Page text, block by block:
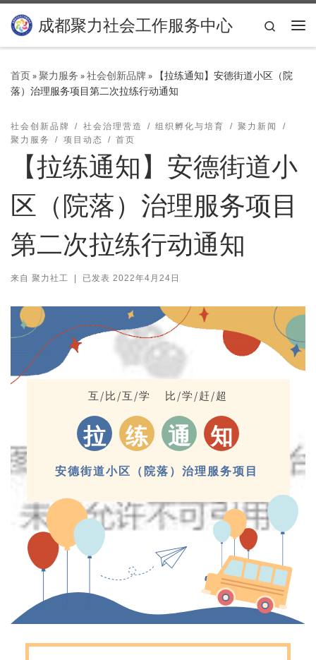
Skip to content
成都聚力社会工作服务中心
Search
首页»聚力服务 »社会创新品牌 »
【拉练通知】安德街道小区（院
落）治理服务项目第二次拉练行动通知
社会创新品牌 社会治理营造 组织孵化与培育
聚力新闻
聚力服务
项目动态 首页
【拉练通知】安德街道小
区（院落）治理服务项目
第二次拉练行动通知
来自 聚力社工 已发表 2022年4月24日
互/比/互/学 比/学/赶/超
拉 练 通 知
安德街道小区（院落）治理服务项目